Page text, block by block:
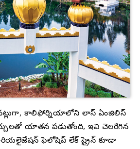
కాలిఫోర్నియాలోని లాస్ ఏంజిలిస్
యాతన పడుతోంది, ఇవి చెలరేగిన
రియలైజేషన్ ఫెలోషిప్ లేక్ ష్రైన్ కూడా